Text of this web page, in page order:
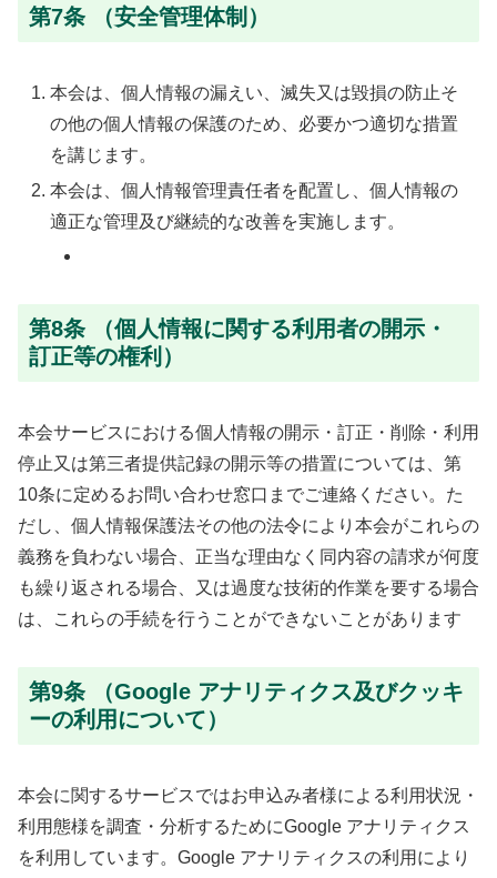
第7条 （安全管理体制）
本会は、個人情報の漏えい、滅失又は毀損の防止そ
の他の個人情報の保護のため、必要かつ適切な措置
を講じます。
本会は、個人情報管理責任者を配置し、個人情報の
適正な管理及び継続的な改善を実施します。
第8条 （個人情報に関する利用者の開示・
訂正等の権利）
本会サービスにおける個人情報の開示・訂正・削除・利用
停止又は第三者提供記録の開示等の措置については、第
10条に定めるお問い合わせ窓口までご連絡ください。た
だし、個人情報保護法その他の法令により本会がこれらの
義務を負わない場合、正当な理由なく同内容の請求が何度
も繰り返される場合、又は過度な技術的作業を要する場合
は、これらの手続を行うことができないことがあります
第9条 （Google アナリティクス及びクッキ
ーの利用について）
本会に関するサービスではお申込み者様による利用状況・
利用態様を調査・分析するためにGoogle アナリティクス
を利用しています。Google アナリティクスの利用により